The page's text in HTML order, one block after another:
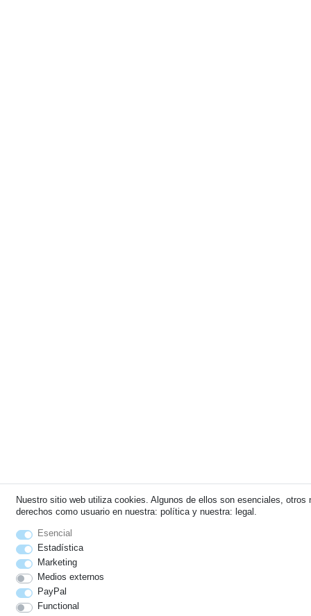
Nuestro sitio web utiliza cookies. Algunos de ellos son esenciales,
derechos como usuario en nuestra: política y nuestra: legal.
Esencial
Estadística
Marketing
Medios externos
PayPal
Functional